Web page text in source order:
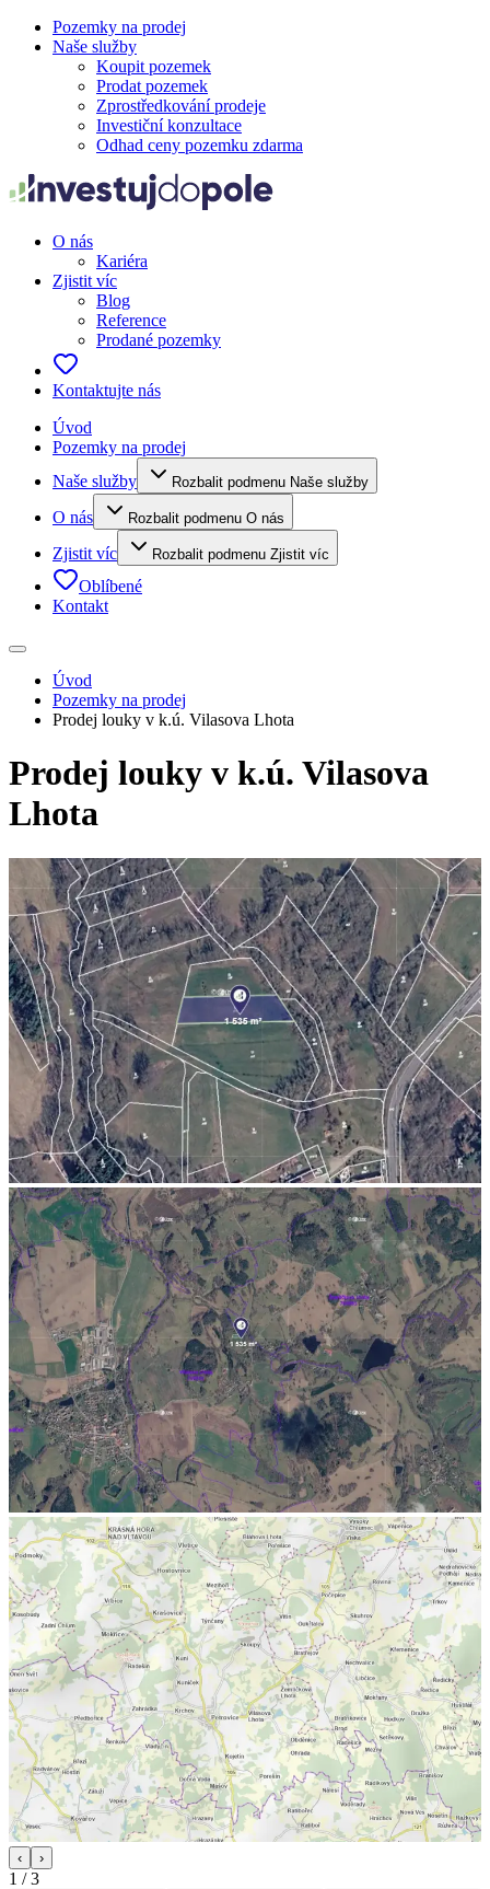
Pozemky na prodej
Naše služby
Koupit pozemek
Prodat pozemek
Zprostředkování prodeje
Investiční konzultace
Odhad ceny pozemku zdarma
O nás
Kariéra
Zjistit víc
Blog
Reference
Prodané pozemky
Kontaktujte nás
Úvod
Pozemky na prodej
Naše služby
Rozbalit podmenu Naše služby
O nás Rozbalit podmenu O nás
Zjistit víc Rozbalit podmenu Zjistit víc
Oblíbené
Kontakt
Úvod
Pozemky na prodej
Prodej louky v k.ú. Vilasova Lhota
Prodej louky v k.ú. Vilasova
Lhota
‹ ›
1 /3